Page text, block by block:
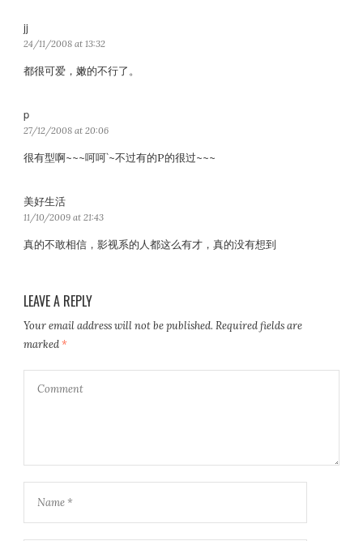
jj
a
s
24/11/2008 at 13:32
都很可爱，嫩的不行了。
p
a
s
27/12/2008 at 20:06
很有型啊~~~呵呵`~不过有的P的很过~~~
美好生活
a
s
11/10/2009 at 21:43
真的不敢相信，影视系的人都这么有才，真的没有想到
LEAVE A REPLY
Your email address will not be published. Required fields are
marked*